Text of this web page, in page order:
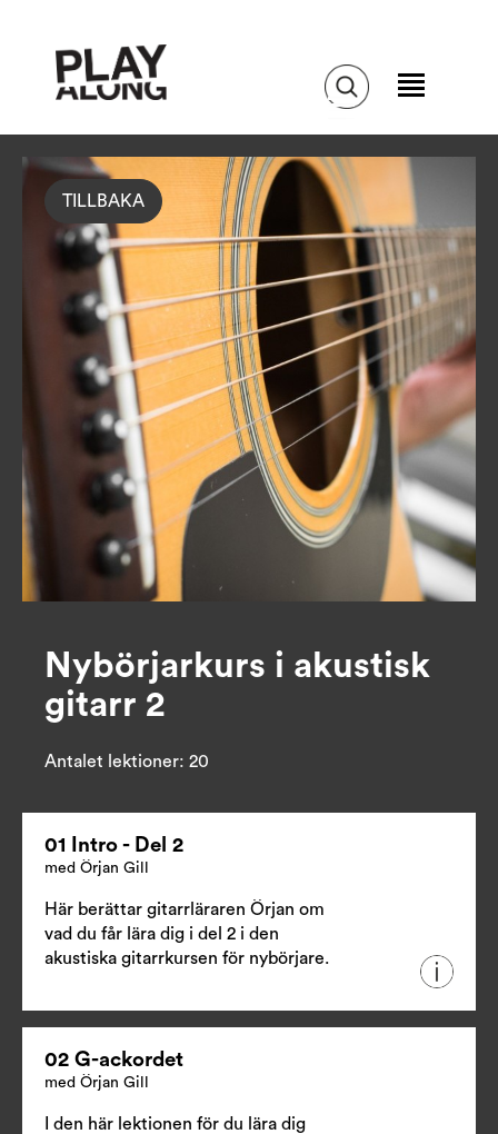
TILLBAKA
Nybörjarkurs i akustisk
gitarr 2
Antalet lektioner: 20
01 Intro - Del 2
med Örjan Gill
Här berättar gitarrläraren Örjan om
vad du får lära dig i del 2 i den
akustiska gitarrkursen för nybörjare.
02 G-ackordet
med Örjan Gill
I den här lektionen för du lära dig